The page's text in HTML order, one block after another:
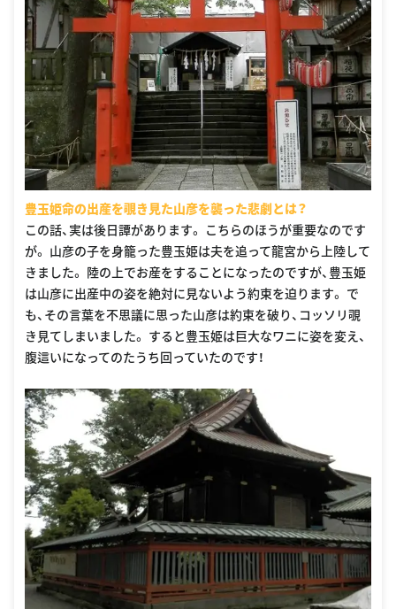
豊玉姫命の出産を覗き見た山彦を襲った悲劇とは？
この話、実は後日譚があります。 こちらのほうが重要なのです
が。 山彦の子を身籠った豊玉姫は夫を追って龍宮から上陸して
きました。 陸の上でお産をすることになったのですが、豊玉姫
は山彦に出産中の姿を絶対に見ないよう約束を迫ります。 で
も、その言葉を不思議に思った山彦は約束を破り、コッソリ覗
き見てしまいました。 すると豊玉姫は巨大なワニに姿を変え、
腹這いになってのたうち回っていたのです！